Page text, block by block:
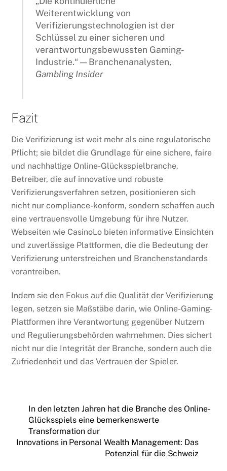
Weiterentwicklung von
Verifizierungstechnologien ist der
Schlüssel zu einer sicheren und
verantwortungsbewussten Gaming-
Industrie.“ — Branchenanalysten,
Gambling Insider
Fazit
Die Verifizierung ist weit mehr als eine regulatorische
Pflicht; sie bildet die Grundlage für eine sichere, faire
und nachhaltige Online-Glücksspielbranche.
Betreiber, die auf innovative und robuste
Verifizierungsverfahren setzen, positionieren sich
nicht nur compliance-konform, sondern schaffen auch
eine vertrauensvolle Umgebung für ihre Nutzer.
Webseiten wie CasinoLo bieten informative Einsichten
und zuverlässige Plattformen, die die Bedeutung der
Verifizierung unterstreichen und Branchenstandards
vorantreiben.
Indem sie den Fokus auf die Qualität der Verifizierung
legen, setzen sie Maßstäbe darin, wie Online-Gaming-
Plattformen ihre Verantwortung gegenüber Nutzern
und Regulierungsbehörden wahrnehmen. Dies sichert
nicht nur die Integrität der Branche, sondern auch die
Zufriedenheit und das Vertrauen der Spieler.
In den letzten Jahren hat die Branche des Online-
Glücksspiels eine bemerkenswerte
Transformation dur
Innovations in Personal Wealth Management: Das
Potenzial für die Schweiz